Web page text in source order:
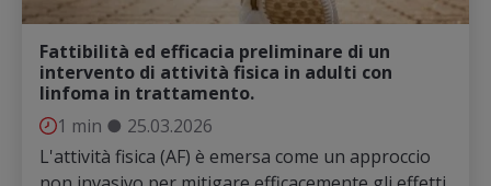
Fattibilità ed efficacia preliminare di un
intervento di attività fisica in adulti con
linfoma in trattamento.
1 min ● 25.03.2026
L'attività fisica (AF) è emersa come un approccio